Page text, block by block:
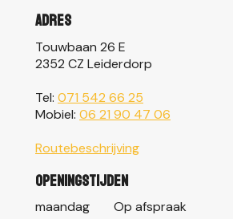
Adres
Touwbaan 26 E
2352 CZ Leiderdorp
Tel: 071 542 66 25
Mobiel: 06 21 90 47 06
Routebeschrijving
Openingstijden
maandag
Op afspraak